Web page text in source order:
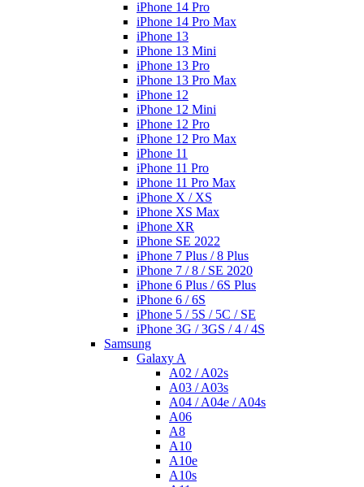
iPhone 14 Pro
iPhone 14 Pro Max
iPhone 13
iPhone 13 Mini
iPhone 13 Pro
iPhone 13 Pro Max
iPhone 12
iPhone 12 Mini
iPhone 12 Pro
iPhone 12 Pro Max
iPhone 11
iPhone 11 Pro
iPhone 11 Pro Max
iPhone X / XS
iPhone XS Max
iPhone XR
iPhone SE 2022
iPhone 7 Plus / 8 Plus
iPhone 7 / 8 / SE 2020
iPhone 6 Plus / 6S Plus
iPhone 6 / 6S
iPhone 5 / 5S / 5C / SE
iPhone 3G / 3GS / 4 / 4S
Samsung
Galaxy A
A02 / A02s
A03 / A03s
A04 / A04e / A04s
A06
A8
A10
A10e
A10s